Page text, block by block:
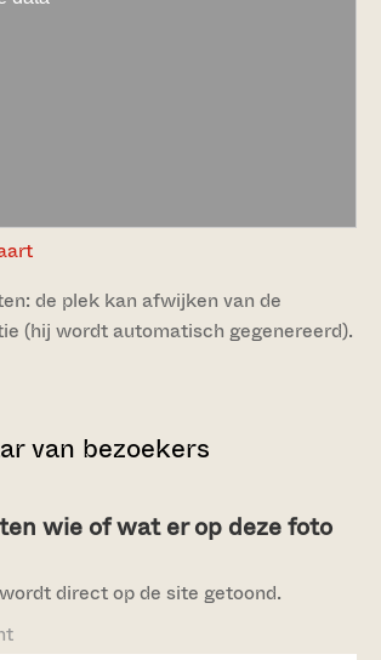
de plek kan afwijken van de
(hij wordt automatisch gegenereerd).
van bezoekers
wie of wat er op deze foto
direct op de site getoond.